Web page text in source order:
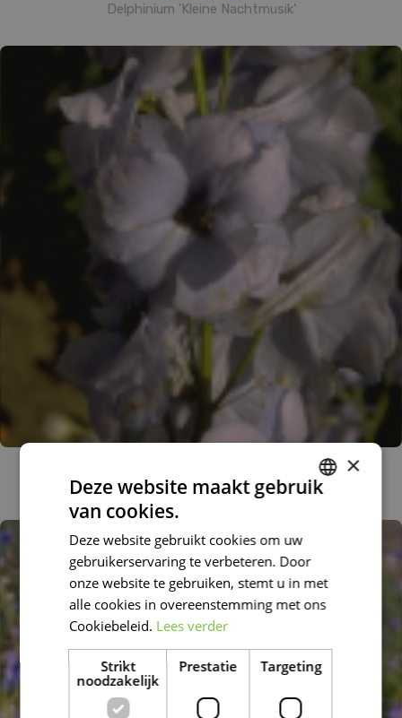
Delphinium 'Kleine Nachtmusik'
Delphinium 'Guinevere'
×
Deze website maakt gebruik
van cookies.
Deze website gebruikt cookies om uw
gebruikerservaring te verbeteren. Door
onze website te gebruiken, stemt u in met
alle cookies in overeenstemming met ons
Cookiebeleid. Lees verder
Strikt
noodzakelijk
Prestatie Targeting